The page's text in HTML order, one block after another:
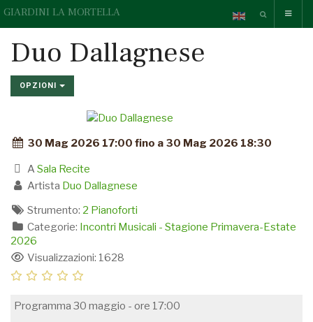
GIARDINI LA MORTELLA
Duo Dallagnese
OPZIONI
30 Mag 2026 17:00 fino a 30 Mag 2026 18:30
A Sala Recite
Artista Duo Dallagnese
Strumento: 2 Pianoforti
Categorie: Incontri Musicali - Stagione Primavera-Estate
2026
Visualizzazioni: 1628
Programma 30 maggio - ore 17:00